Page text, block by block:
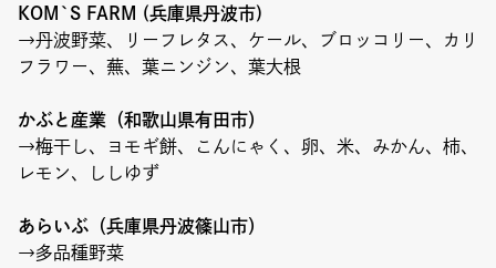
Copyright (C) GRAND FRONT OSAKA. All Rights Reserved
KOM`S FARM (兵庫県丹波市)
→丹波野菜、リーフレタス、ケール、ブロッコリー、カリ
フラワー、蕪、葉ニンジン、葉大根
かぶと産業（和歌山県有田市）
→梅干し、ヨモギ餅、こんにゃく、卵、米、みかん、柿、
レモン、ししゆず
あらいぶ（兵庫県丹波篠山市）
→多品種野菜